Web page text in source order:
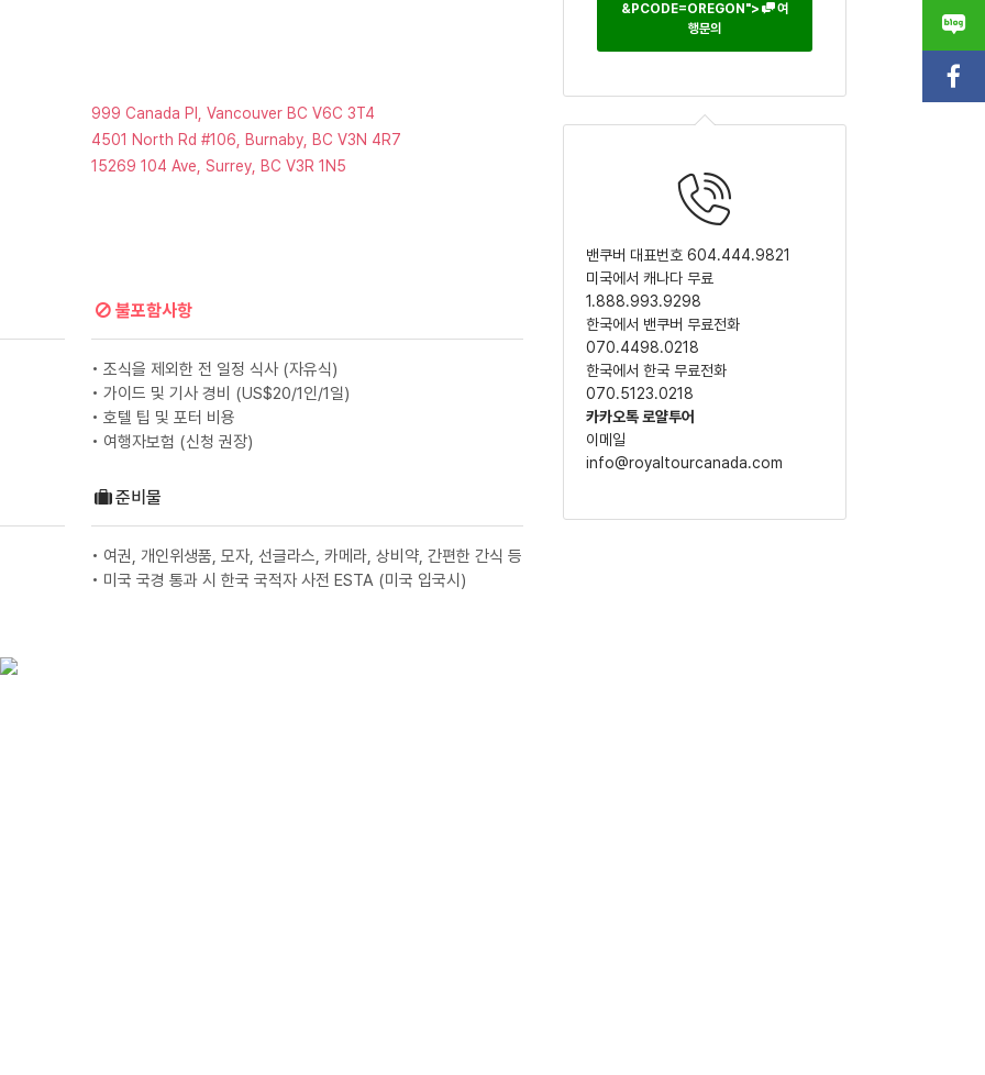
999 Canada Pl, Vancouver BC V6C 3T4
4501 North Rd #106, Burnaby, BC V3N 4R7
15269 104 Ave, Surrey, BC V3R 1N5
불포함사항
• 조식을 제외한 전 일정 식사 (자유식)
• 가이드 및 기사 경비 (US$20/1인/1일)
• 호텔 팁 및 포터 비용
• 여행자보험 (신청 권장)
준비물
• 여권, 개인위생품, 모자, 선글라스, 카메라, 상비약, 간편한 간식 등
• 미국 국경 통과 시 한국 국적자 사전 ESTA (미국 입국시)
&PCODE=OREGON">
여
행문의
밴쿠버 대표번호 604.444.9821
미국에서 캐나다 무료
1.888.993.9298
한국에서 밴쿠버 무료전화
070.4498.0218
한국에서 한국 무료전화
070.5123.0218
카카오톡 로얄투어
이메일
info@royaltourcanada.com